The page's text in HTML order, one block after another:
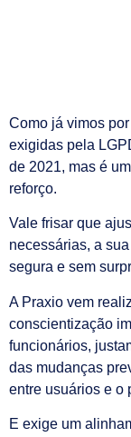
Como já vimos
exigidas pela
de 2021, mas é
reforço.
Vale frisar que
necessárias, a
segura e sem
A Praxio vem
conscientização
funcionários,
das mudanças
entre usuários e o
E exige um